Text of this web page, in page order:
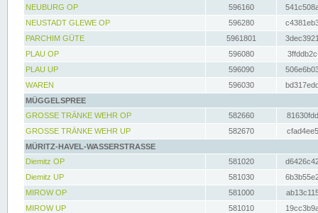
NEUBURG OP
596160
NEUSTADT GLEWE OP
596280
PARCHIM GÜTE
5961801
PLAU OP
596080
PLAU UP
596090
WAREN
596030
MÜGGELSPREE
GROSSE TRÄNKE WEHR OP
582660
GROSSE TRÄNKE WEHR UP
582670
MÜRITZ-HAVEL-WASSERSTRASSE
Diemitz OP
581020
Diemitz UP
581030
MIROW OP
581000
MIROW UP
581010